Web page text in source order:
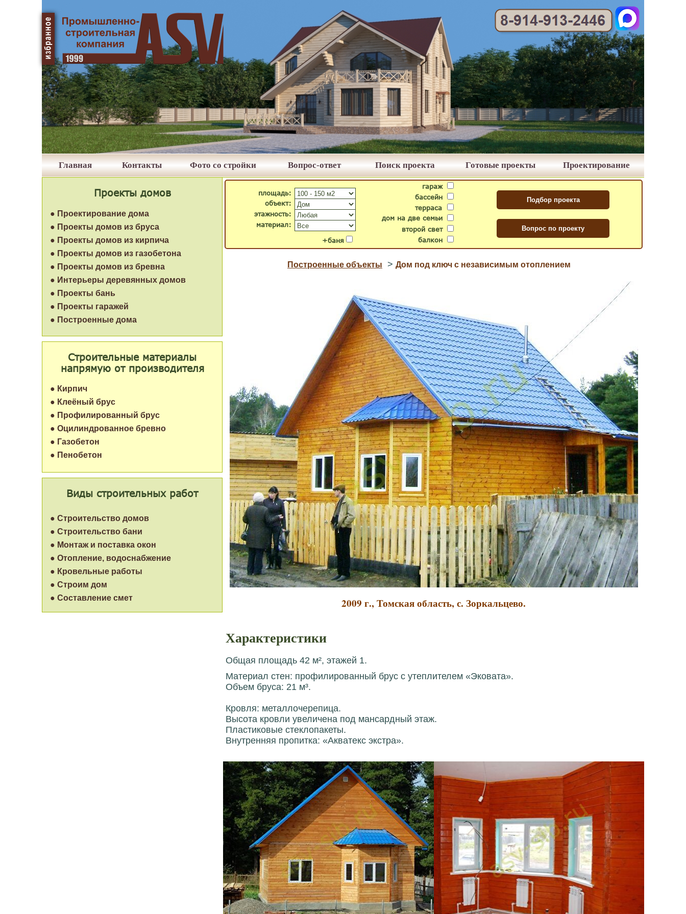
Проектирование
Главная Фото со стройки
Контакты Вопрос-ответ Поиск проекта Готовые проекты
Проекты домов
Виды строительных работ
● Строительство домов
● Строительство бани
● Монтаж и поставка окон
● Отопление, водоснабжение
● Кровельные работы
● Строим дом
● Составление смет
Строительные материалы
напрямую от производителя
● Кирпич
● Клеёный брус
● Профилированный брус
● Оцилиндрованное бревно
● Газобетон
● Пенобетон
● Проектирование дома
● Проекты домов из бруса
● Проекты домов из кирпича
● Проекты домов из газобетона
● Проекты домов из бревна
● Интерьеры деревянных домов
● Проекты бань
● Проекты гаражей
● Построенные дома
гараж
бассейн
второй свет
дом на две семьи
терраса
балкон
+баня
объект:
материал:
площадь:
этажность:
Построенные объекты > Дом под ключ с независимым отоплением
2009 г., Томская область, с. Зоркальцево.
Характеристики
Общая площадь 42 м², этажей 1.
Материал стен: профилированный брус с утеплителем «Эковата».
Объем бруса: 21 м³.
Кровля: металлочерепица.
Высота кровли увеличена под мансардный этаж.
Пластиковые стеклопакеты.
Внутренняя пропитка: «Акватекс экстра».